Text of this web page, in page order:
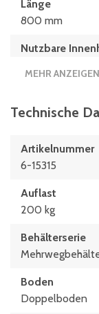
Länge
800 mm
Nutzbare
MEHR ANZEIGEN
Technische
Artikelnummer
6-15315
Auflast
200 kg
Behälterserie
Boden
Doppelboden